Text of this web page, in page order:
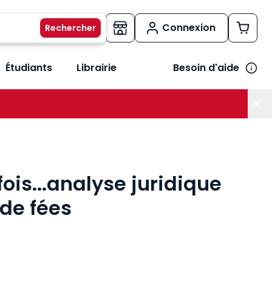
Connexion
métiers
le sous-menu Vos besoins
Étudiants Librairie Besoin d'aide
juridique
fées